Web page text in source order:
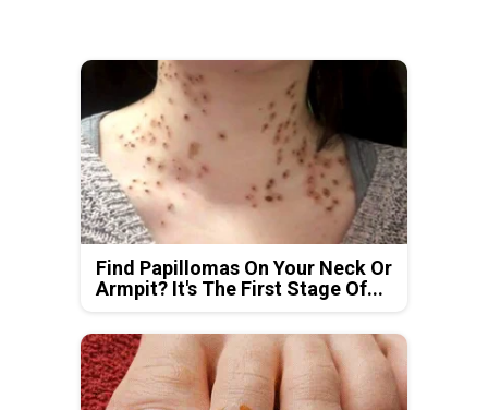
Find Papillomas On Your Neck Or
Armpit? It's The First Stage Of...